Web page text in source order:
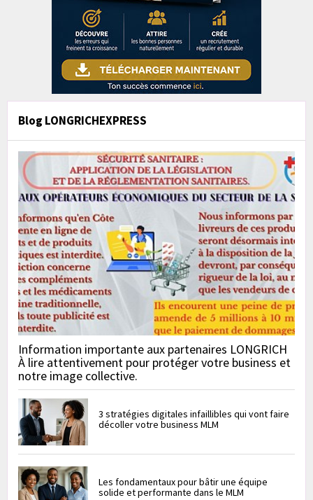
Blog LONGRICHEXPRESS
Information importante aux partenaires LONGRICH
À lire attentivement pour protéger votre business et
notre image collective.
3 stratégies digitales infaillibles qui vont faire
décoller votre business MLM
Les fondamentaux pour bâtir une équipe
solide et performante dans le MLM